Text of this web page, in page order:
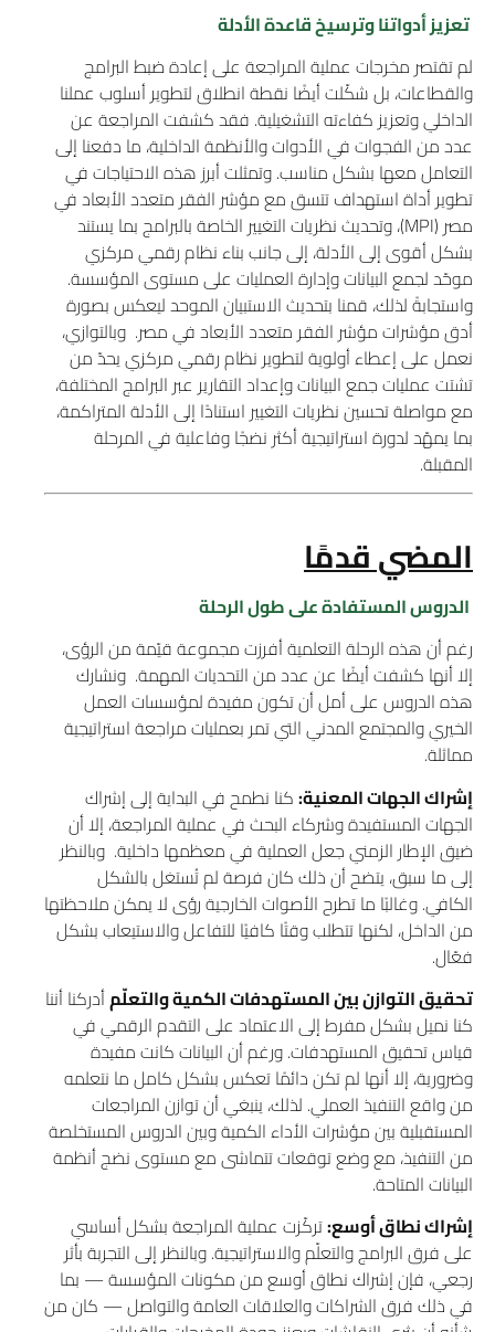
تعزيز أدواتنا وترسيخ قاعدة الأدلة
لم تقتصر مخرجات عملية المراجعة على إعادة ضبط البرامج
والقطاعات، بل شكّلت أيضًا نقطة انطلاق لتطوير أسلوب عملنا
الداخلي وتعزيز كفاءته التشغيلية. فقد كشفت المراجعة عن
عدد من الفجوات في الأدوات والأنظمة الداخلية، ما دفعنا إلى
التعامل معها بشكل مناسب. وتمثلت أبرز هذه الاحتياجات في
تطوير أداة استهداف تتسق مع مؤشر الفقر متعدد الأبعاد في
مصر (MPI)، وتحديث نظريات التغيير الخاصة بالبرامج بما يستند
بشكل أقوى إلى الأدلة، إلى جانب بناء نظام رقمي مركزي
موحّد لجمع البيانات وإدارة العمليات على مستوى المؤسسة.
واستجابةً لذلك، قمنا بتحديث الاستبيان الموحد ليعكس بصورة
أدق مؤشرات مؤشر الفقر متعدد الأبعاد في مصر. وبالتوازي،
نعمل على إعطاء أولوية لتطوير نظام رقمي مركزي يحدّ من
تشتت عمليات جمع البيانات وإعداد التقارير عبر البرامج المختلفة،
مع مواصلة تحسين نظريات التغيير استنادًا إلى الأدلة المتراكمة،
بما يمهّد لدورة استراتيجية أكثر نضجًا وفاعلية في المرحلة
المقبلة.
المضي قدمًا
الدروس المستفادة على طول الرحلة
رغم أن هذه الرحلة التعلمية أفرزت مجموعة قيّمة من الرؤى،
إلا أنها كشفت أيضًا عن عدد من التحديات المهمة. ونشارك
هذه الدروس على أمل أن تكون مفيدة لمؤسسات العمل
الخيري والمجتمع المدني التي تمر بعمليات مراجعة استراتيجية
مماثلة.
إشراك الجهات المعنية:كنا نطمح في البداية إلى إشراك
الجهات المستفيدة وشركاء البحث في عملية المراجعة، إلا أن
ضيق الإطار الزمني جعل العملية في معظمها داخلية. وبالنظر
إلى ما سبق، يتضح أن ذلك كان فرصة لم تُستغل بالشكل
الكافي. وغالبًا ما تطرح الأصوات الخارجية رؤى لا يمكن ملاحظتها
من الداخل، لكنها تتطلب وقتًا كافيًا للتفاعل والاستيعاب بشكل
فعّال.
تحقيق التوازن بين المستهدفات الكمية والتعلّمأدركنا أننا
كنا نميل بشكل مفرط إلى الاعتماد على التقدم الرقمي في
قياس تحقيق المستهدفات. ورغم أن البيانات كانت مفيدة
وضرورية، إلا أنها لم تكن دائمًا تعكس بشكل كامل ما نتعلمه
من واقع التنفيذ العملي. لذلك، ينبغي أن توازن المراجعات
المستقبلية بين مؤشرات الأداء الكمية وبين الدروس المستخلصة
من التنفيذ، مع وضع توقعات تتماشى مع مستوى نضج أنظمة
البيانات المتاحة.
إشراك نطاق أوسع:تركّزت عملية المراجعة بشكل أساسي
على فرق البرامج والتعلّم والاستراتيجية. وبالنظر إلى التجربة بأثر
رجعي، فإن إشراك نطاق أوسع من مكونات المؤسسة — بما
في ذلك فرق الشراكات والعلاقات العامة والتواصل — كان من